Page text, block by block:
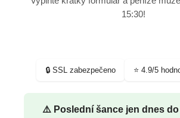
15:30!
🔒 SSL zabezpečeno ⭐ 4.9/5
⚠️ Poslední šance jen dnes do